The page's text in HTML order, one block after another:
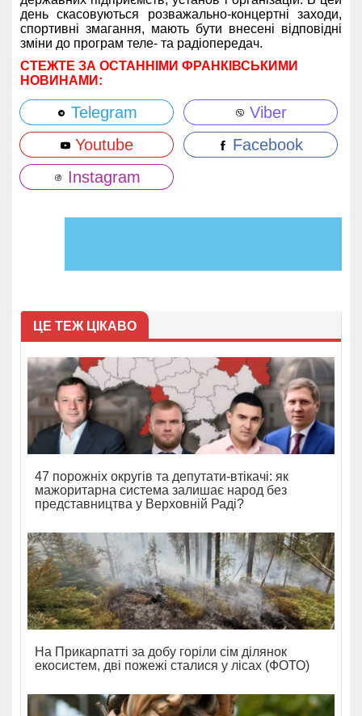
день скасовуються розважально-концертні заходи,
спортивні змагання, мають бути внесені відповідні
зміни до програм теле- та радіопередач.
СТЕЖТЕ ЗА ОСТАННІМИ ФРАНКІВСЬКИМИ
НОВИНАМИ:
Telegram
Viber
Youtube
Facebook
Instagram
ЦЕ ТЕЖ ЦІКАВО
47 порожніх округів та депутати-втікачі: як
мажоритарна система залишає народ без
представництва у Верховній Раді?
На Прикарпатті за добу горіли сім ділянок
екосистем, дві пожежі сталися у лісах (ФОТО)